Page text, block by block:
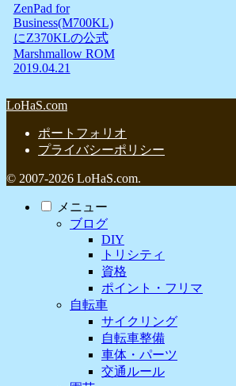
ZenPad for
Business(M700KL)
にZ370KLの公式
Marshmallow ROM
2019.04.21
LoHaS.com
ポートフォリオ
プライバシーポリシー
© 2007-2026 LoHaS.com.
メニュー
ブログ
DIY
トリシティ
資格
ポイント・フリマ
自転車
サイクリング
自転車整備
車体・パーツ
交通ルール